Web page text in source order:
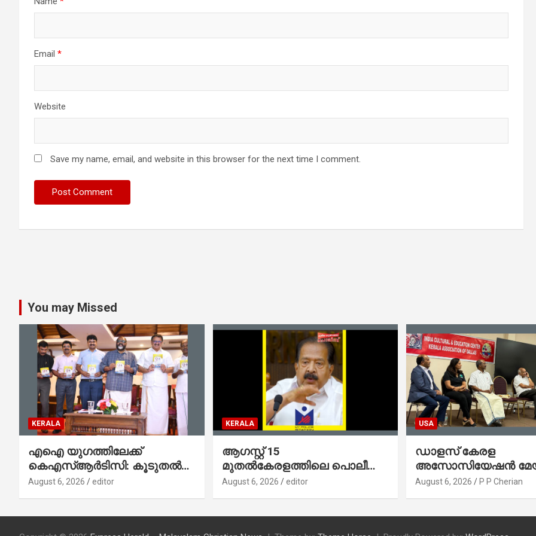
Email *
Website
Save my name, email, and website in this browser for the next time I comment.
You may Missed
KERALA
എഐ യുഗത്തിലേക്ക്
കെഎസ്ആർടിസി: കൂടുതൽ
ഡിജിറ്റൽ സേവനങ്ങൾ
August 6, 2026 editor
KERALA
ആഗസ്റ്റ് 15
മുതല്‍കേരളത്തിലെ പൊലീസ്
സംവിധാനത്തിന്റെയും
August 6, 2026 editor
USA
ഡാളസ് കേരള
അസോസിയേഷൻ
വി. വി. രാജേഷിന്
August 6, 2026 P P Cherian